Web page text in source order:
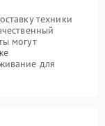
техники
могут
для